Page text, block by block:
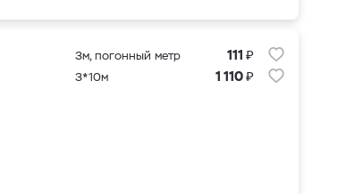
3м, погонный метр 111₽
3*10м 1 110₽